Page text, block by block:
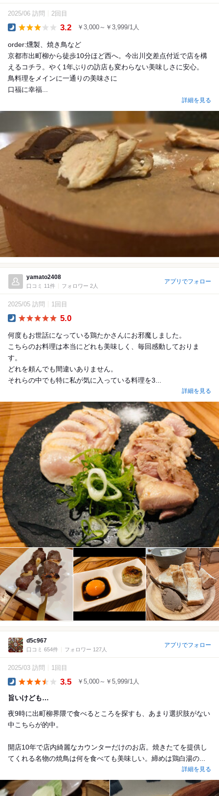
2025/06 訪問 2回目
3.2 ￥3,000～￥3,999/1人
order:燻製、焼き鳥など
京都市出町柳から徒歩10分ほど西へ。今出川交差点付近で店を構
えるコチラ。やく1年ぶりの訪店も変わらない美味しさに安心。
鳥料理をメインに一通りの美味さに
口福に幸福...
詳細を見る
yamato2408
口コミ 11件 フォロワー 2人
アプリでフォロー
2025/05 訪問 1回目
5.0
何度もお世話になっている鶏たかさんにお邪魔しました。
こちらのお料理は本当にどれも美味しく、毎回感動しておりま
す。
どれを頼んでも間違いありません。
それらの中でも特に私が気に入っている料理を3...
詳細を見る
d5c967
口コミ 654件 フォロワー 127人
アプリでフォロー
2025/03 訪問 1回目
3.5 ￥5,000～￥5,999/1人
旨いけども…
夜9時に出町柳界隈で食べるところを探すも、あまり選択肢がない
中こちらが的中。
開店10年で店内綺麗なカウンターだけのお店。焼きたてを提供し
てくれる名物の焼鳥は何を食べても美味しい。締めは鶏白湯の...
詳細を見る